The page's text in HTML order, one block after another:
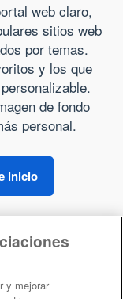
web claro,
sitios web
por temas.
y los que
de fondo
personal.
inicio
y mejorar